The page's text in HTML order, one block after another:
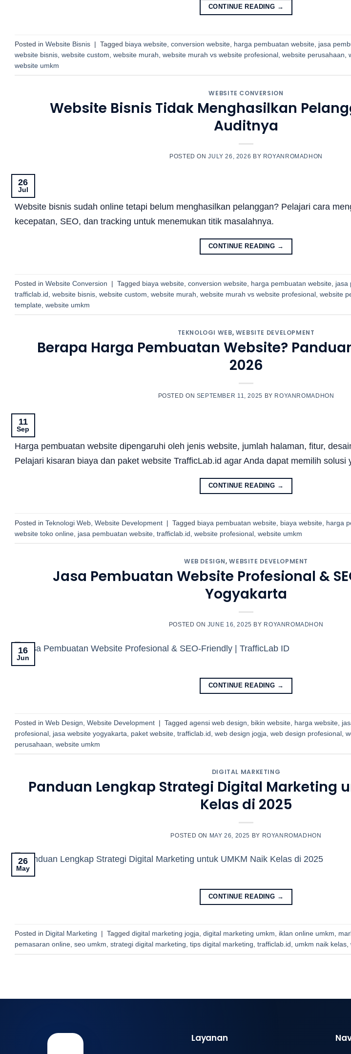
CONTINUE READING →
Posted in Website Bisnis | Tagged biaya website conversion website harga pembuatan website jasa
website bisnis website custom website murah website murah vs website profesional website perusahaan
website umkm
WEBSITE CONVERSION
Website Bisnis Tidak Menghasilkan
Auditnya
POSTED ONJULY 26, 2026 BY ROYANROMADHON
26
Jul
Website bisnis sudah online tetapi belum menghasilkan pelanggan? Pelajari cara
kecepatan, SEO, dan tracking untuk menemukan titik masalahnya.
CONTINUE READING →
Posted in Website Conversion | Tagged biaya website conversion website harga pembuatan website jasa
trafficlab.id website bisnis website custom website murah website murah vs website profesional website
template website umkm
TEKNOLOGI WEB, WEBSITE DEVELOPMENT
Berapa Harga Pembuatan Website?
2026
POSTED ON SEPTEMBER 11, 2025 BY ROYANROMADHON
11
Sep
Harga pembuatan website dipengaruhi oleh jenis website, jumlah halaman, fitur,
Pelajari kisaran biaya dan paket website TrafficLab.id agar Anda dapat memilih solusi
CONTINUE READING →
Posted in Teknologi Web Website Development | Tagged biaya pembuatan website biaya website harga
website toko online jasa pembuatan website trafficlab.id website profesional website umkm
WEB DESIGN,WEBSITE DEVELOPMENT
Jasa Pembuatan Website Profesional &
Yogyakarta
POSTED ON JUNE 16, 2025 BY ROYANROMADHON
16
Jun
CONTINUE READING →
Posted in Web Design Website Development | Tagged agensi web design bikin website harga website
profesional jasa website yogyakarta paket website trafficlab.id web design jogja web design profesional
perusahaan website umkm
DIGITAL MARKETING
Panduan Lengkap Strategi Digital Marketing
Kelas di 2025
POSTED ON MAY 26, 2025 BY ROYANROMADHON
26
May
CONTINUE READING →
Posted in Digital Marketing | Tagged digital marketing jogja digital marketing umkm iklan online umkm
pemasaran online seo umkm strategi digital marketing tips digital marketing trafficlab.id umkm naik kelas
Layanan